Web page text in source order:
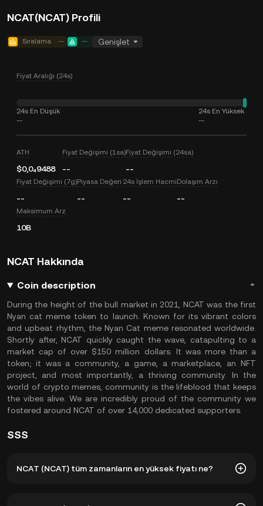
NCAT(NCAT) Profili
Sıralama -- -- Genişlet
Fiyat Aralığı (24s)
24s En Düşük
--
24s En Yüksek
--
ATH
$0,0₄9488
Fiyat Değişimi (1sa)
--
Fiyat Değişimi (24sa)
--
Fiyat Değişimi (7g)
--
Piyasa Değeri
--
24s İşlem Hacmi
--
Dolaşım Arzı
--
Maksimum Arz
10B
NCAT Hakkında
Coin description
During the height of the bull market in 2021, NCAT was the first
Nyan cat meme token to launch. Known for its vibrant colors
and upbeat rhythm, the Nyan Cat meme resonated worldwide.
Shortly after, NCAT quickly caught the wave, catapulting to a
market cap of over $150 million dollars. It was more than a
token; it was a community, a game, a marketplace, an NFT
project, and most importantly, a thriving community. In the
world of crypto memes, community is the lifeblood that keeps
the vibes alive. We are incredibly proud of the community we
fostered around NCAT of over 14,000 dedicated supporters.
SSS
NCAT (NCAT) tüm zamanların en yüksek fiyatı ne?